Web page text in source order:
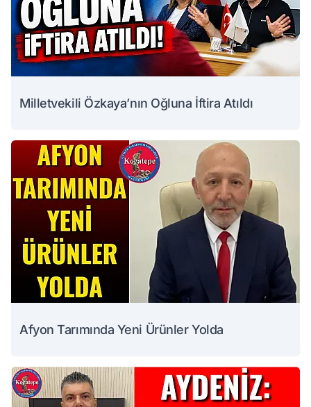
Milletvekili Özkaya’nın Oğluna İftira Atıldı
Afyon Tarımında Yeni Ürünler Yolda